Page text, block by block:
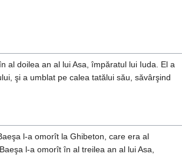
al doilea an al lui Asa, împăratul lui Iuda. El a
şi a umblat pe calea tatălui său, săvârşind
l-a omorît la Ghibeton, care era al
l-a omorît în al treilea an al lui Asa,